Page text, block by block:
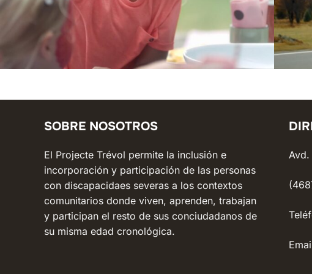
SOBRE NOSOTROS
El Projecte Trévol permite la inclusión e
incorporación y participación de las personas
con discapacidaes severas a los contextos
comunitarios donde viven, aprenden, trabajan
y participan el resto de sus conciudadanos de
su misma edad cronológica.
Avd.